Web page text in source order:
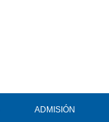
ADMISIÓN